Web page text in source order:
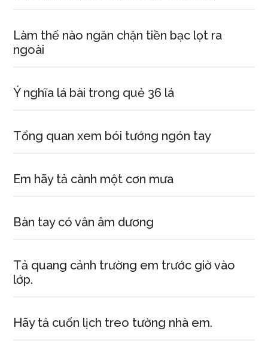
Làm thế nào ngăn chặn tiền bạc lọt ra
ngoài
Ý nghĩa lá bài trong quẻ 36 lá
Tổng quan xem bói tướng ngón tay
Em hãy tả cành một cơn mưa
Bàn tay có vân âm dương
Tả quang cảnh trường em trước giờ vào
lớp.
Hãy tả cuốn lịch treo tường nhà em.